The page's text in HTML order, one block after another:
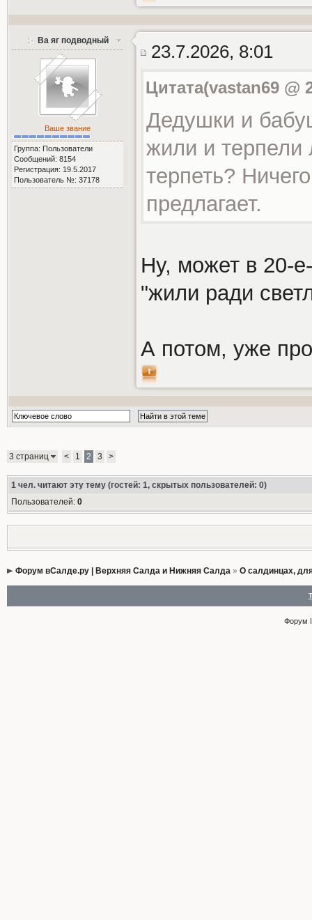
Ва яг подводный
Ваше звание
Группа: Пользователи
Сообщений: 8154
Регистрация: 19.5.2017
Пользователь №: 37178
23.7.2026, 8:01
Цитата(vastan69 @
Дедушки и
жили и
терпеть?
предлагает.
Ну, может в 20-
"жили ради
А потом, уже
3 страниц < 1 2 3 >
1чел. читают эту тему (гостей: 1, скрытых пользователей: 0)
Пользователей: 0
Форум вСалде.ру | Верхняя Салда и Нижняя Салда» О салдинцах,
Форум